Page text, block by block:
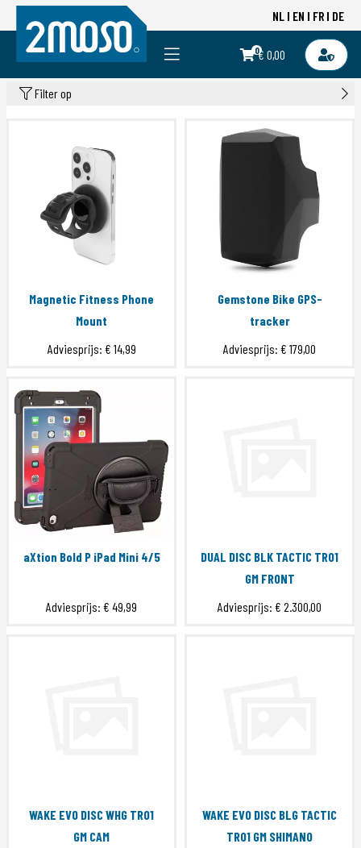
NL EN FR DE
0€ 0,00
Filter op
Magnetic Fitness Phone
Mount
Adviesprijs: € 14,99
Gemstone Bike GPS-
tracker
Adviesprijs: € 179,00
aXtion Bold P iPad Mini 4/5
Adviesprijs: € 49,99
DUAL DISC BLK TACTIC TR01
GM FRONT
Adviesprijs: € 2.300,00
WAKE EVO DISC WHG TRO1
GM CAM
WAKE EVO DISC BLG TACTIC
TR01 GM SHIMANO